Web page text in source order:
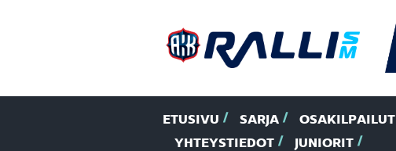
ETUSIVU SARJA OSAKILPAILUT
YHTEYSTIEDOT
JUNIORIT